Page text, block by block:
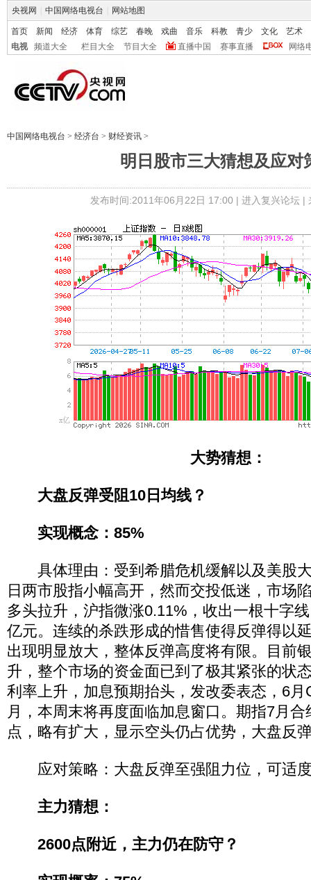
央视网 中国网络电视台 网站地图
首页 新闻 经济 体育 综艺 春晚 戏曲 音乐 科教 青少 文化
艺术
电视
频道大全 栏目大全 节目大全 直播中国 赛事直播 网络
中国网络电视台 > 经济台 > 财经资讯 >
明日股市三大猜想及应对
发布时间:2011年06月22日 17:00 | 进入复兴论坛|
大势猜想：
大盘反弹受阻10日均线？
实现概念：85%
具体理由：受到希腊危机缓解以及美股
日两市股指小幅高开，然而交投低迷，市场
多头拉升，沪指微涨0.11%，收出一根十字
亿元。连续的杀跌形成的惜售使得反弹得以
出现明显放大，整体反弹高度将有限。目前
升，整个市场的资金面已到了极其紧张的状
利率上升，加息预期抬头，发改委表态，6
月，本周末将再度面临加息窗口。期指7月
点，略有扩大，显示空头仍占优势，大盘反
应对策略：大盘反弹至强阻力位，可适
主力猜想：
2600点附近，主力仍在防守？